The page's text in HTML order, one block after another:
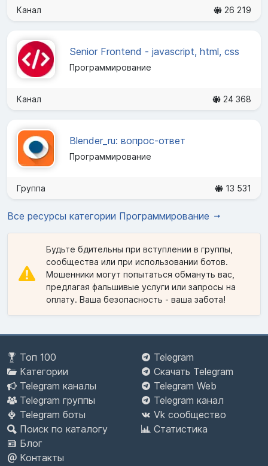
Канал 26 219
Senior Frontend - javascript, html, css
Программирование
Канал 24 368
Blender_ru: вопрос-ответ
Программирование
Группа 13 531
Все ресурсы категории Программирование
Будьте бдительны при вступлении в группы,
сообщества или при использовании ботов.
Мошенники могут попытаться обмануть вас,
предлагая фальшивые услуги или запросы на
оплату. Ваша безопасность - ваша забота!
Топ 100
Категории
Telegram каналы
Telegram группы
Telegram боты
Поиск по каталогу
Блог
Контакты
Telegram
Скачать Telegram
Telegram Web
Telegram канал
Vk сообщество
Статистика